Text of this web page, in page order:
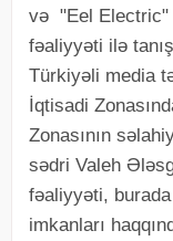
və "Eel Electric"
fəaliyyəti ilə
Türkiyəli media
İqtisadi
Zonasının
sədri Valeh
fəaliyyəti,
imkanları